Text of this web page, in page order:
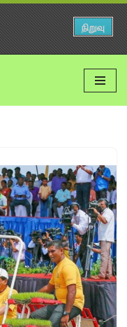
நிறுவு